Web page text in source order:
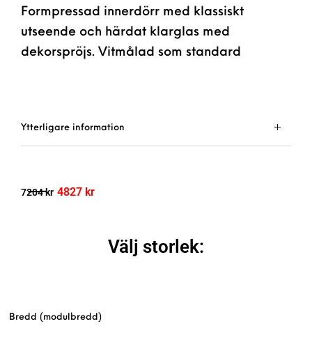
Formpressad innerdörr med klassiskt
utseende och härdat klarglas med
dekorspröjs. Vitmålad som standard
Ytterligare information
7204kr 4827 kr
Välj storlek:
Bredd (modulbredd)